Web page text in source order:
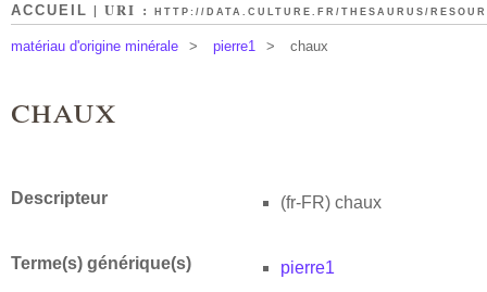
ACCUEIL | URI : HTTP://DATA.CULTURE.FR/THESAURUS/
matériau d'origine minérale > pierre1 > chaux
chaux
Descripteur (fr-FR) chaux
Terme(s) générique(s) pierre1